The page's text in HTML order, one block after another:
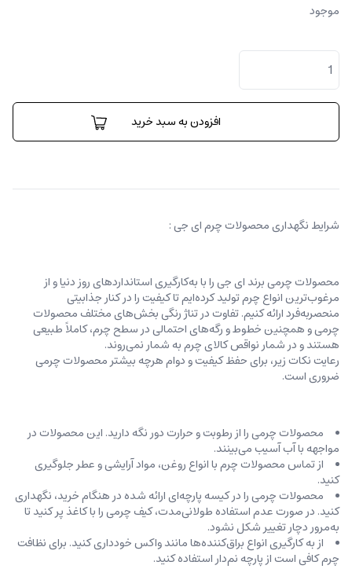
موجود
کیف
رودوشی
هوریزونا
بزرگ
افزودن به سبد خرید
شرایط نگهداری محصولات چرم ای جی :
محصولات چرمی برند ای جی را با به‌کارگیری استانداردهای روز دنیا و از
مرغوب‌ترین انواع چرم تولید کرده‌ایم تا کیفیت را در کنار جذابیتی
منحصربه‌فرد ارائه کنیم. تفاوت در تناژ رنگی بخش‌های مختلف محصولات
چرمی و همچنین خطوط و رگه‌‌های احتمالی در سطح چرم، کاملاً طبیعی
هستند و در شمار نواقص کالای چرم به شمار نمی‌روند.
رعایت نکات زیر، برای حفظ کیفیت و دوام هرچه بیشتر محصولات چرمی
ضروری است.
محصولات چرمی را از رطوبت و حرارت دور نگه دارید. این محصولات در
مواجهه با آب آسیب می‌بینند.
از تماس محصولات چرم با انواع روغن‌، مواد آرایشی و عطر جلوگیری
کنید.
محصولات چرمی را در کیسه‌ پارچه‌ای ارائه شده در هنگام خرید، ‌نگهداری
کنید. در صورت عدم استفاده طولانی‌مدت، کیف‌ چرمی را با کاغذ پر کنید تا
به‌مرور دچار تغییر شکل نشود.
از به کارگیری انواع براق‌کننده‌ها مانند واکس خودداری کنید. برای نظافت
چرم کافی است از پارچه‌ نم‌دار استفاده کنید.